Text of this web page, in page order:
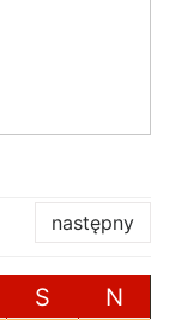
następny
S N